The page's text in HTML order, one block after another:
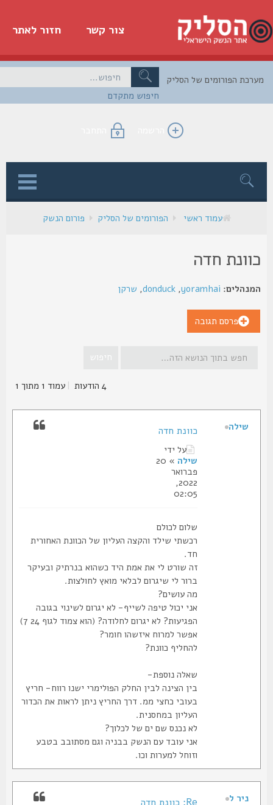
חזור לאתר צור קשר
חיפוש מתקדם
הפורומים של הסליק
הרשמה התחבר
עמוד ראשי הפורומים של הסליק פורום הנשק
חדה
yoramhai
,
donduck
,שרקן
פרסם תגובה
|עמוד1מתוך1
כוונת חדה
על ידי
שילה
» 20
פברואר
2022,
02:05
שלום לכולם
רכשתי שילד והקצה העליון של הכוונת האחורית
זה שורט לי את אמת היד כשהוא בנרתיק ובעיקר
ברור לי שיגרום לבלאי מואץ לחולצות.
מה עושים?
אני יכול טיפה לשייף- לא יגרום לשינוי בגובה
הפגיעות? לא יגרום לחלודה? (הוא צמוד לגוף 24 7)
אפשר למרוח איזשהו חומר?
להחליף כוונת?
שאלה נוספת-
בין הצינה לבין החלק הפולימרי ישנו רווח- חריץ
בעובי כחצי ממ. דרך החריץ ניתן לראות את הכדור
העליון במחסנית.
לא נכנס שם ים של לכלוך?
אני עובד עם הנשק בבניה וגם מסתובב בטבע
וזוחל למערות וכו.
שילה
ניר ל